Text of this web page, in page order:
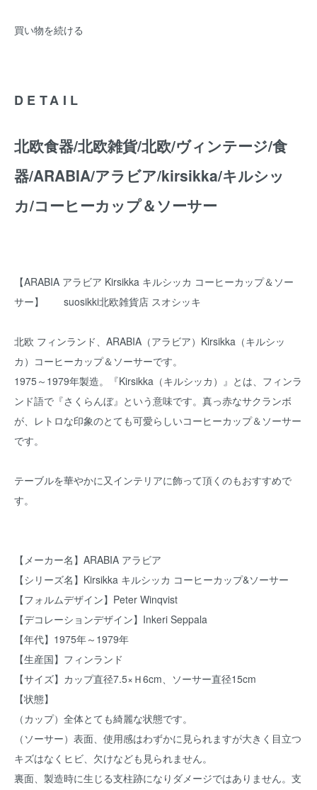
買い物を続ける
DETAIL
北欧食器/北欧雑貨/北欧/ヴィンテージ/食
器/ARABIA/アラビア/kirsikka/キルシッ
カ/コーヒーカップ＆ソーサー
【ARABIA アラビア Kirsikka キルシッカ コーヒーカップ＆ソー
サー】 suosikki北欧雑貨店 スオシッキ
北欧 フィンランド、ARABIA（アラビア）Kirsikka（キルシッ
カ）コーヒーカップ＆ソーサーです。
1975～1979年製造。『Kirsikka（キルシッカ）』とは、フィンラ
ンド語で『さくらんぼ』という意味です。真っ赤なサクランボ
が、レトロな印象のとても可愛らしいコーヒーカップ＆ソーサー
です。
テーブルを華やかに又インテリアに飾って頂くのもおすすめで
す。
【メーカー名】ARABIA アラビア
【シリーズ名】Kirsikka キルシッカ コーヒーカップ&ソーサー
【フォルムデザイン】Peter Winqvist
【デコレーションデザイン】Inkeri Seppala
【年代】1975年～1979年
【生産国】フィンランド
【サイズ】カップ直径7.5×Ｈ6cm、ソーサー直径15cm
【状態】
（カップ）全体とても綺麗な状態です。
（ソーサー）表面、使用感はわずかに見られますが大きく目立つ
キズはなくヒビ、欠けなども見られません。
裏面、製造時に生じる支柱跡になりダメージではありません。支